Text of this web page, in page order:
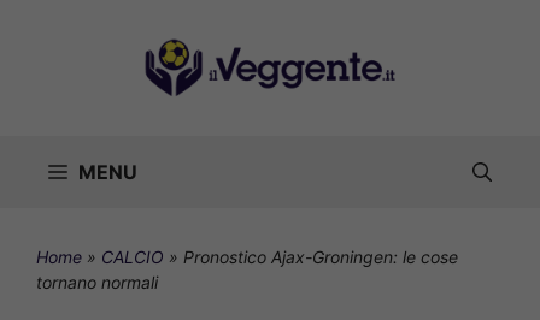
MENU
Home » CALCIO » Pronostico Ajax-Groningen: le cose
tornano normali